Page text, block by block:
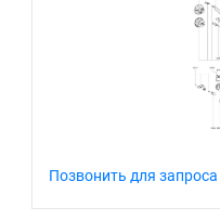
Позвонить для